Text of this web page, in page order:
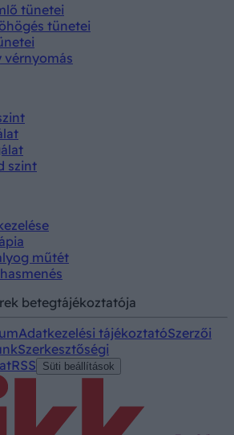
tünetei
tünetei
vérnyomás
szint
műtét
betegtájékoztatója
Adatkezelési tájékoztatóSzerzői
Szerkesztőségi
RSS Süti beállítások